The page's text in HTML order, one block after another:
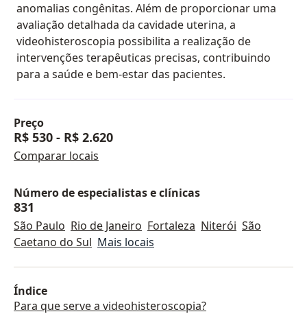
anomalias congênitas. Além de proporcionar uma
avaliação detalhada da cavidade uterina, a
videohisteroscopia possibilita a realização de
intervenções terapêuticas precisas, contribuindo
para a saúde e bem-estar das pacientes.
Preço
R$ 530 - R$ 2.620
Comparar locais
Número de especialistas e clínicas
831
São Paulo Rio de Janeiro Fortaleza Niterói São
Caetano do Sul Mais locais
Índice
Para que serve a videohisteroscopia?